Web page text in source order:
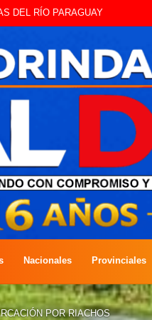
Nacionales Provinciales
POR RIACHOS